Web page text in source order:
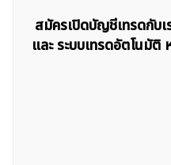
สมัครเปิดบัญชีเทรดกับเ
และ ระบบเทรดอัตโนมั